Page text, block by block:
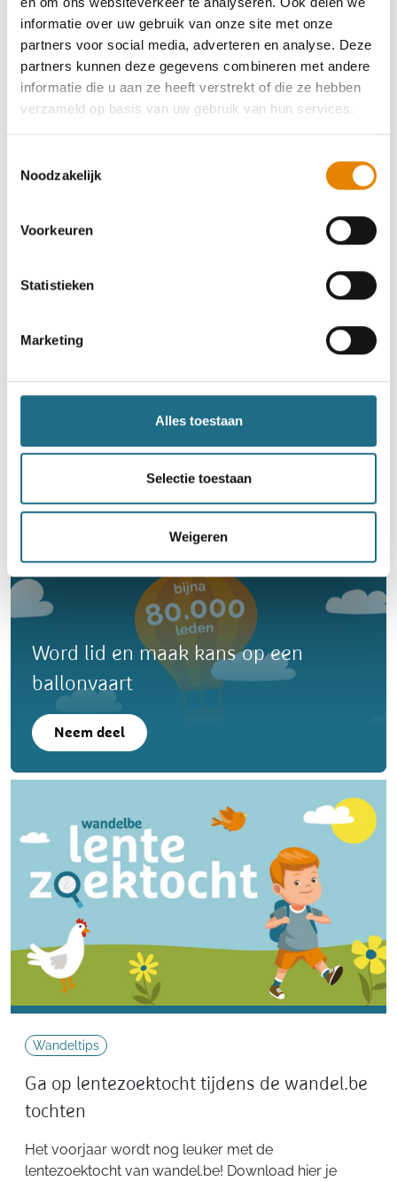
informatie over uw gebruik van onze site met onze
partners voor social media, adverteren en analyse. Deze
partners kunnen deze gegevens combineren met andere
informatie die u aan ze heeft verstrekt of die ze hebben
verzameld op basis van uw gebruik van hun services.
Noodzakelijk
Voorkeuren
Statistieken
Marketing
Alles toestaan
Selectie toestaan
Weigeren
Zaterdag 5 september 2026
Gavere, Oost-Vlaanderen
36 km
Zwalm, Oost-Vlaanderen
6 km 10 km 15 km 21 km 30 km
Zondag 13 december 2026
Zingem, Oost-Vlaanderen
Word lid en maak kans op een
ballonvaart
Neem deel
Wandeltips
Ga op lentezoektocht tijdens de wandel.be
tochten
Het voorjaar wordt nog leuker met de
lentezoektocht van wandel.be! Download hier je